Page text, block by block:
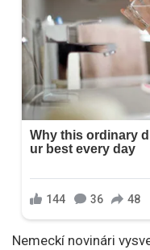
Nemeckí novinári